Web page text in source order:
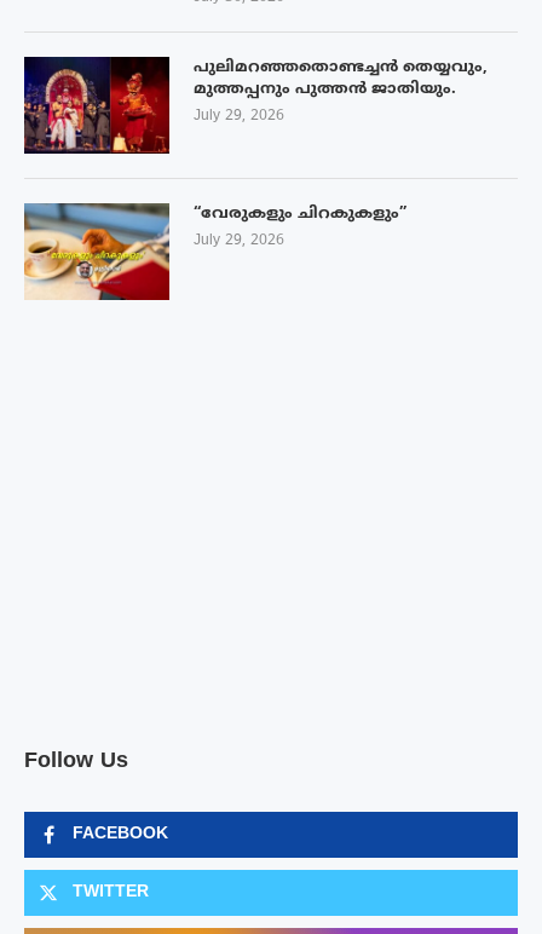
പുലിമറഞ്ഞതൊണ്ടച്ചൻ തെയ്യവും,
മുത്തപ്പനും പുത്തൻ ജാതിയും.
July 29, 2026
“വേരുകളും ചിറകുകളും”
July 29, 2026
Follow Us
FACEBOOK
TWITTER